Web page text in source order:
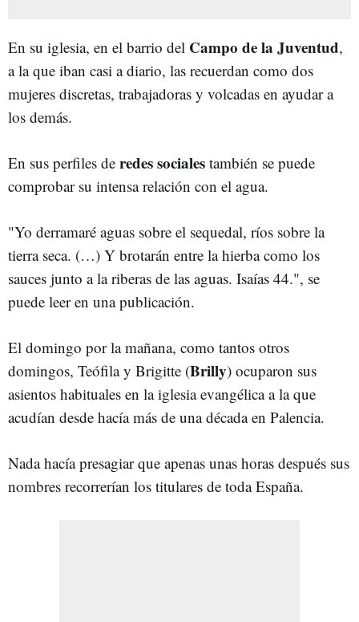
En su iglesia, en el barrio del Campo de la Juventud,
a la que iban casi a diario, las recuerdan como dos
mujeres discretas, trabajadoras y volcadas en ayudar a
los demás.
En sus perfiles de redes sociales también se puede
comprobar su intensa relación con el agua.
"Yo derramaré aguas sobre el sequedal, ríos sobre la
tierra seca. (…) Y brotarán entre la hierba como los
sauces junto a la riberas de las aguas. Isaías 44.", se
puede leer en una publicación.
El domingo por la mañana, como tantos otros
domingos, Teófila y Brigitte (Brilly) ocuparon sus
asientos habituales en la iglesia evangélica a la que
acudían desde hacía más de una década en Palencia.
Nada hacía presagiar que apenas unas horas después sus
nombres recorrerían los titulares de toda España.